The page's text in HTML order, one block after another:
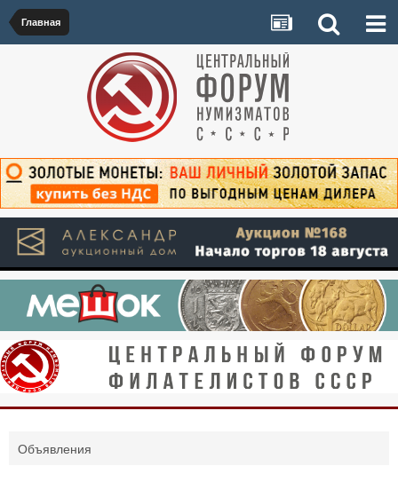
Главная
Объявления